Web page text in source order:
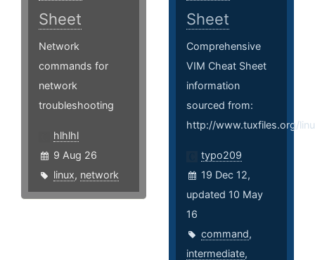
Sheet
Network
commands for
network
troubleshooting
hlhlhl
9 Aug 26
linux, network
Sheet
Comprehensive
VIM Cheat Sheet
information
sourced from:
http://www.tuxfiles.org/
typo209
19 Dec 12,
updated 10 May
16
command,
intermediate,